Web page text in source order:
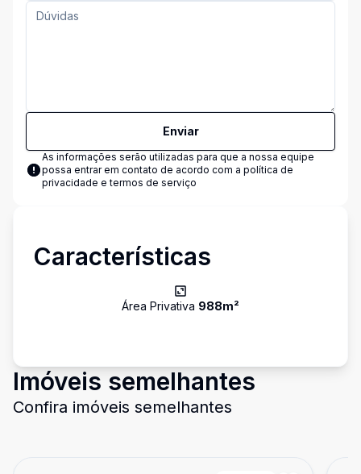
Enviar
As informações serão utilizadas para que a nossa equipe
possa entrar em contato de acordo com a política de
privacidade e termos de serviço
Características
Área Privativa 988m²
Imóveis semelhantes
Confira imóveis semelhantes